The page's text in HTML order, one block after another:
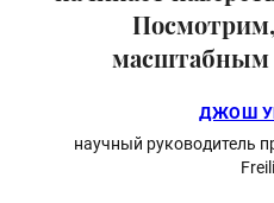
масштабным
ДЖОШ
научный руководитель